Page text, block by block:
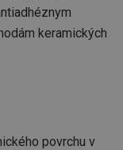
keramických
povrchu v
Inc.
29 minút
59